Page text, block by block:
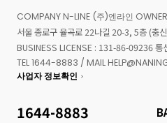
COMPANY N-LINE (주)엔라인
서울 종로구 율곡로 22나길 20-3, 5층 (충
BUSINESS LICENSE : 131-86-09236 통
TEL 1644-8883 / MAIL
사업자 정보확인
1644-8883